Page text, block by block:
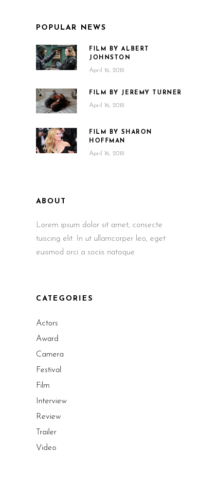
POPULAR NEWS
FILM BY ALBERT
JOHNSTON
April 16, 2018
FILM BY JEREMY TURNER
April 16, 2018
FILM BY SHARON
HOFFMAN
April 16, 2018
ABOUT
Lorem ipsum dolor sit amet, consecte
tuiscing elit. In ut ullamcorper leo, eget
euismod orci a sociis natoque
CATEGORIES
Actors
Award
Camera
Festival
Film
Interview
Review
Trailer
Video